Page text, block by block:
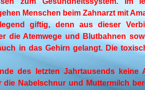
Menschen beim Zahnarzt mit
giftig, denn aus dieser
die Atemwege und Blutbahnen
in das Gehirn gelangt. Die
des letzten Jahrtausends keine
die Nabelschnur und Muttermilch